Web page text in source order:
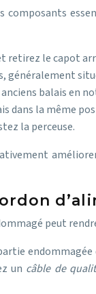
composants
retirez le capot
généralement
balais en
dans la même
la perceuse.
améliorer
peut
un câble de